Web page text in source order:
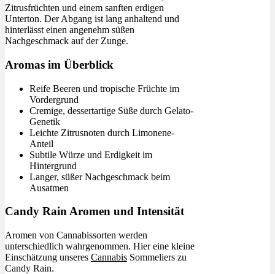
Zitrusfrüchten und einem sanften erdigen
Unterton. Der Abgang ist lang anhaltend und
hinterlässt einen angenehm süßen
Nachgeschmack auf der Zunge.
Aromas im Überblick
Reife Beeren und tropische Früchte im
Vordergrund
Cremige, dessertartige Süße durch Gelato-
Genetik
Leichte Zitrusnoten durch Limonene-
Anteil
Subtile Würze und Erdigkeit im
Hintergrund
Langer, süßer Nachgeschmack beim
Ausatmen
Candy Rain Aromen und Intensität
Aromen von Cannabissorten werden
unterschiedlich wahrgenommen. Hier eine kleine
Einschätzung unseres Cannabis Sommeliers zu
Candy Rain.